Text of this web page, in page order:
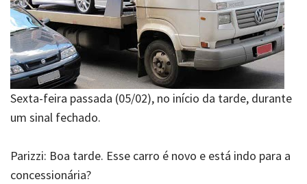
Sexta-feira passada (05/02), no início da tarde, durante
um sinal fechado.
Parizzi: Boa tarde. Esse carro é novo e está indo para a
concessionária?